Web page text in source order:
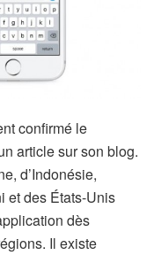
confirmé le
article sur son blog.
d’Indonésie,
et des États-Unis
dès
Il existe